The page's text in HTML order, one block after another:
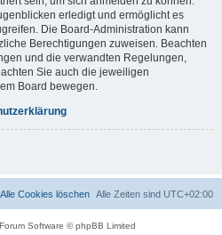
erledigt und ermöglicht es
Die Board-Administration kann
Berechtigungen zuweisen. Beachten
und die verwandten Regelungen,
Sie auch die jeweiligen
Board bewegen.
Alle Zeiten sind UTC+02:00
Alle Cookies löschen
Software © phpBB Limited